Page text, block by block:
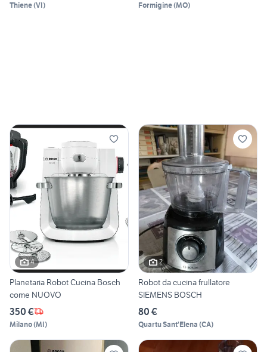
Thiene(VI) Formigine(MO)
4
Planetaria Robot Cucina Bosch
come NUOVO
350 €
Milano(MI)
2
Robot da cucina frullatore
SIEMENS BOSCH
80 €
Quartu Sant'Elena (CA)